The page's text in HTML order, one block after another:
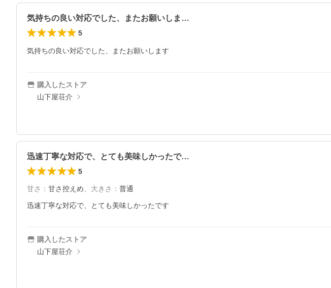
気持ちの良い対応でした、またお願いしま…
5
気持ちの良い対応でした、またお願いします
購入したストア
山下屋荘介
迅速丁寧な対応で、とても美味しかったで…
5
甘さ ： 甘さ控えめ、 大きさ ： 普通
迅速丁寧な対応で、とても美味しかったです
購入したストア
山下屋荘介